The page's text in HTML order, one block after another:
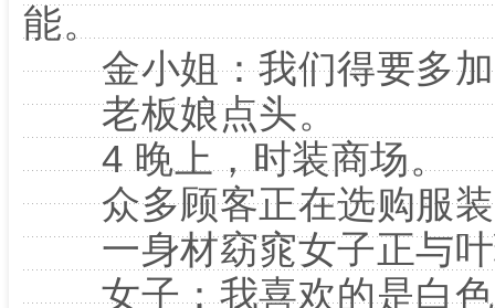
能。
金小姐：我们得要多加
老板娘点头。
4 晚上，时装商场。
众多顾客正在选购服
一身材窈窕女子正与叶
女子：我喜欢的是白色